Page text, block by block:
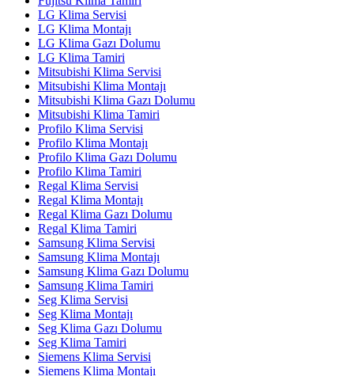
LG Klima Servisi
LG Klima Montajı
LG Klima Gazı Dolumu
LG Klima Tamiri
Mitsubishi Klima Servisi
Mitsubishi Klima Montajı
Mitsubishi Klima Gazı Dolumu
Mitsubishi Klima Tamiri
Profilo Klima Servisi
Profilo Klima Montajı
Profilo Klima Gazı Dolumu
Profilo Klima Tamiri
Regal Klima Servisi
Regal Klima Montajı
Regal Klima Gazı Dolumu
Regal Klima Tamiri
Samsung Klima Servisi
Samsung Klima Montajı
Samsung Klima Gazı Dolumu
Samsung Klima Tamiri
Seg Klima Servisi
Seg Klima Montajı
Seg Klima Gazı Dolumu
Seg Klima Tamiri
Siemens Klima Servisi
Siemens Klima Montajı